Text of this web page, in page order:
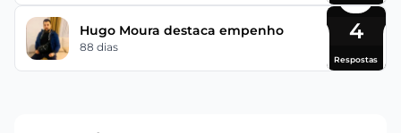
Hugo Moura destaca empenho
88 dias
4
Respostas